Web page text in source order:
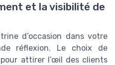
et la visibilité de
d’occasion dans votre
réflexion. Le choix de
attirer l’œil des clients